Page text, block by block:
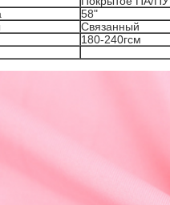
58"
Связанный
180-240гсм